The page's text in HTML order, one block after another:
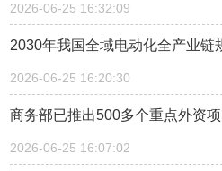
2026-06-25 16:32:09
2030年我国全域电动化全产业链
2026-06-25 16:20:30
商务部已推出500多个重点外资
2026-06-25 16:07:02